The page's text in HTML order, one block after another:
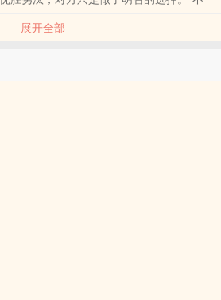
子身边，多了一个年轻的实习生。那少年
被侵犯。在他隐忍一段时间后，终于忍不
冷看他，用他曾教导她的口吻：“优胜劣
男 X 一心想搞事业的木头女 X 年下心机
1. 男全C/男小三/雄竞2. 轻职场，设定参
展开全部